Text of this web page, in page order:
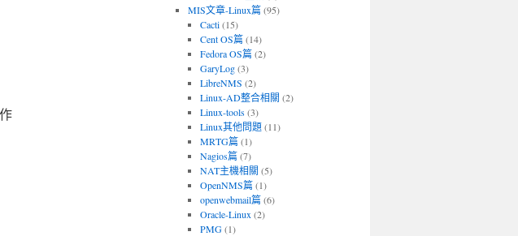
MIS文章-Linux篇(95)
Cacti(15)
Cent OS篇(14)
Fedora OS篇(2)
GaryLog(3)
LibreNMS (2)
Linux-AD整合相關 (2)
Linux-tools(3)
Linux其他問題(11)
MRTG篇(1)
Nagios篇(7)
NAT主機相關 (5)
OpenNMS篇(1)
openwebmail篇(6)
Oracle-Linux (2)
PMG(1)